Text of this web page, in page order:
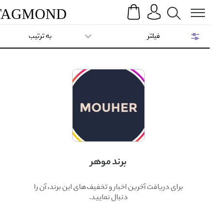
Search
TAGMOND
برند موهر
برای دریافت آخرین اخبار و تخفیف‌های این برند، آن را
دنبال نمایید.
به ترتیب فیلتر